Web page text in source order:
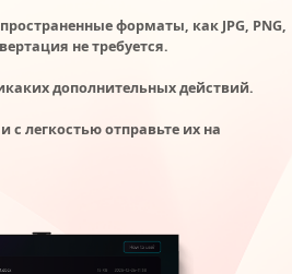
форматы, как JPG, PNG,
не требуется.
дополнительных действий.
легкостью отправьте их на